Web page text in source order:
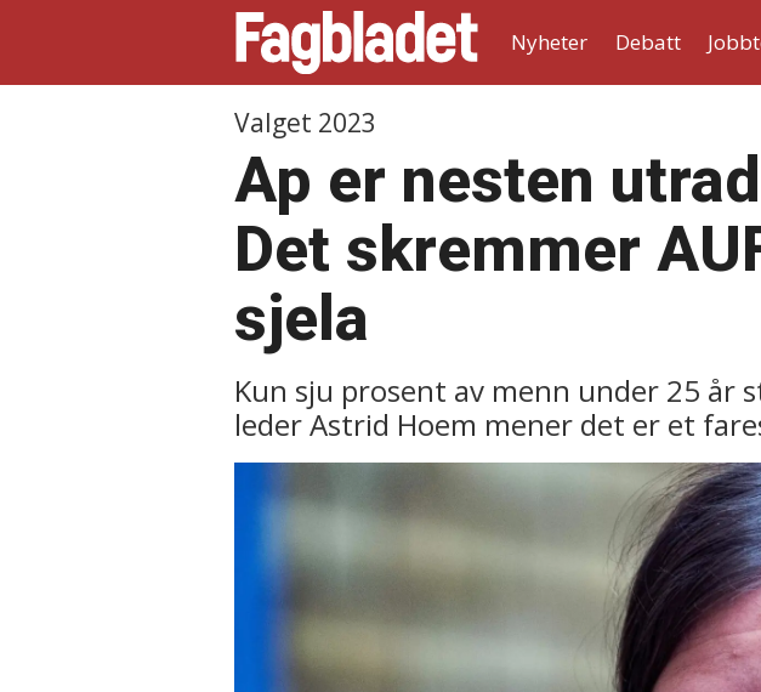
Nyheter Debatt
Valget 2023
Ap er nesten
Det skremmer
sjela
Kun sju prosent av menn under 25 år
leder Astrid Hoem mener det er et